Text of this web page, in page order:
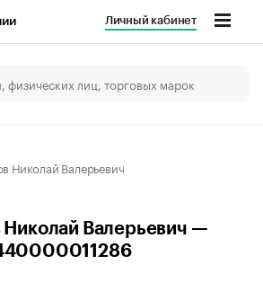
Личный кабинет
Николай Валерьевич
Николай Валерьевич —